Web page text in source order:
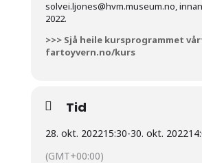
solvei.ljones@hvm.museum.no,
2022.
>>> Sjå heile kursprogrammet
fartoyvern.no/kurs
Tid
28. okt. 202215:30-30. okt. 2022
(GMT+00:00)